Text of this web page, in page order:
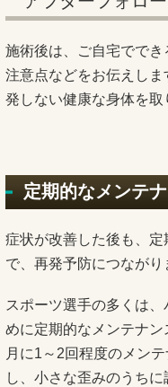
施術後は、ご自宅でで
注意点などをお伝えし
発しない健康な身体を取
定期的なメンテ
症状が改善した後も、
で、再発予防につながり
スポーツ選手の多くは
めに定期的なメンテナン
月に1～2回程度のメン
し、小さな歪みのうち